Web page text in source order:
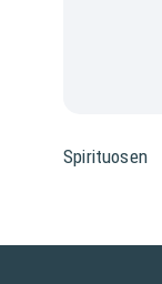
Spirituosen